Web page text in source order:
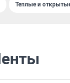
Теплые и